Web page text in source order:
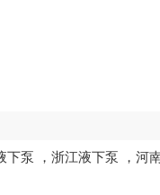
下泵 ， 浙江液下泵 ， 河